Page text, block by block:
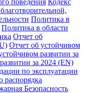
поведения Кодекс
Политика в
Политика в области
Отчет об
Отчет об устойчивом
развитии за
за 2024 (EN)
по эксплуатации
распорядка
Безопасность